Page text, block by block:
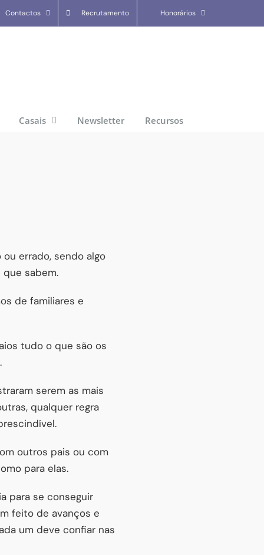
Contactos Recrutamento Honorários
Casais Newsletter Recursos
errado, sendo algo
sabem.
de familiares e
tudo o que são os
serem as mais
qualquer regra
outros pais ou com
para elas.
para se conseguir
feito de avanços e
um deve confiar nas